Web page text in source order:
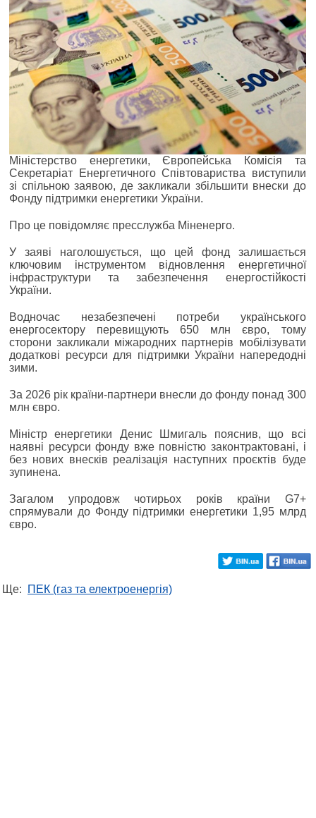
Міністерство енергетики, Європейська Комісія та
Секретаріат Енергетичного Співтовариства виступили
зі спільною заявою, де закликали збільшити внески до
Фонду підтримки енергетики України.
Про це повідомляє пресслужба Міненерго.
У заяві наголошується, що цей фонд залишається
ключовим інструментом відновлення енергетичної
інфраструктури та забезпечення енергостійкості
України.
Водночас незабезпечені потреби українського
енергосектору перевищують 650 млн євро, тому
сторони закликали міжародних партнерів мобілізувати
додаткові ресурси для підтримки України напередодні
зими.
За 2026 рік країни-партнери внесли до фонду понад 300
млн євро.
Міністр енергетики Денис Шмигаль пояснив, що всі
наявні ресурси фонду вже повністю законтрактовані, і
без нових внесків реалізація наступних проєктів буде
зупинена.
Загалом упродовж чотирьох років країни G7+
спрямували до Фонду підтримки енергетики 1,95 млрд
євро.
Ще: ПЕК (газ та електроенергія)